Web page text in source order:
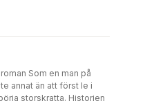
Som en man på
annat än att först le i
storskratta. Historien